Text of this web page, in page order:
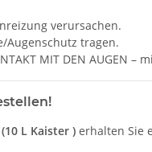
verursachen.
Augenschutz tragen.
MIT DEN
L Kaister ) erhalten Sie